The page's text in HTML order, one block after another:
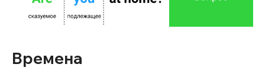
Времена